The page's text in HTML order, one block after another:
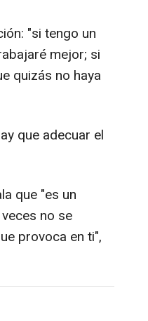
"si tengo un
mejor; si
quizás no haya
que adecuar el
que "es un
no se
provoca en ti",